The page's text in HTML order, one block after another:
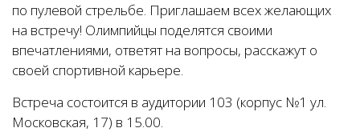
по пулевой стрельбе. Приглашаем всех желающих
на встречу! Олимпийцы поделятся своими
впечатлениями, ответят на вопросы, расскажут о
своей спортивной карьере.
Встреча состоится в аудитории 103 (корпус №1 ул.
Московская, 17) в 15.00.